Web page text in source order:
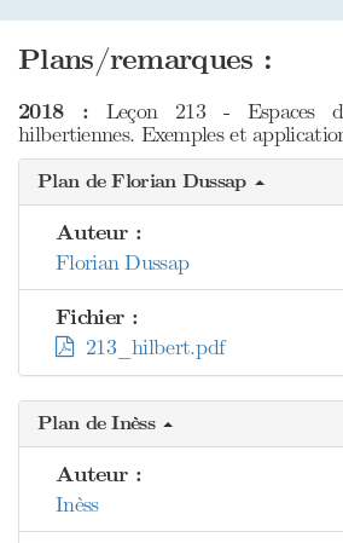
Plans/remarques :
2018 : Leçon 213 - Espaces
hilbertiennes. Exemples et
Plan de Florian Dussap
Auteur :
Florian Dussap
Fichier :
213_hilbert.pdf
Plan de Inèss
Auteur :
Inèss